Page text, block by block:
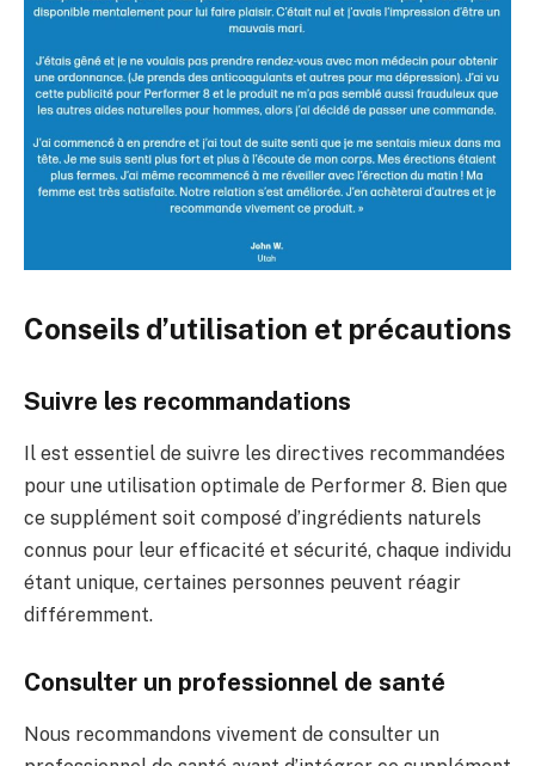
Conseils d’utilisation et précautions
Suivre les recommandations
Il est essentiel de suivre les directives recommandées
pour une utilisation optimale de Performer 8. Bien que
ce supplément soit composé d’ingrédients naturels
connus pour leur efficacité et sécurité, chaque individu
étant unique, certaines personnes peuvent réagir
différemment.
Consulter un professionnel de santé
Nous recommandons vivement de consulter un